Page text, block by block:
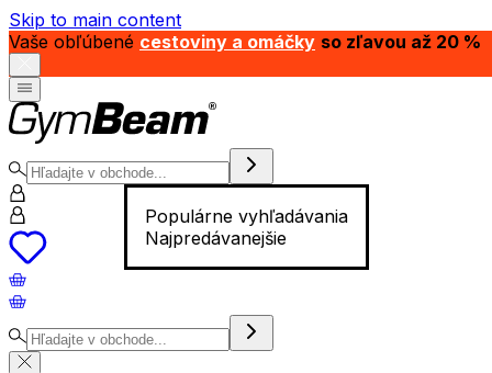
Skip to main content
Vaše obľúbené cestoviny a omáčky so zľavou až 20 %
Populárne vyhľadávania
Najpredávanejšie